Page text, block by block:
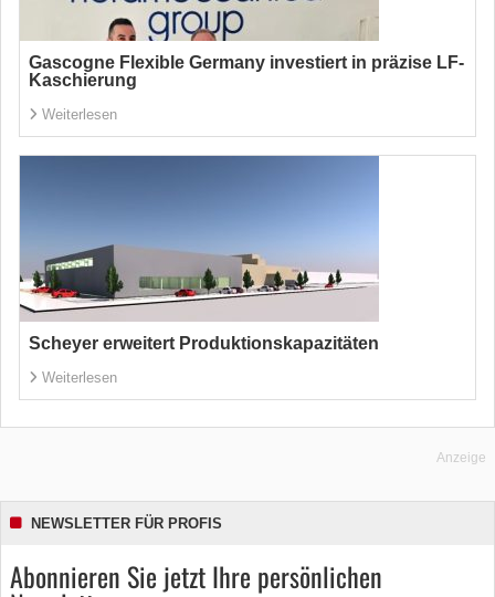
Gascogne Flexible Germany investiert in präzise LF-
Kaschierung
Weiterlesen
Scheyer erweitert Produktionskapazitäten
Weiterlesen
Anzeige
NEWSLETTER FÜR PROFIS
Abonnieren Sie jetzt Ihre persönlichen